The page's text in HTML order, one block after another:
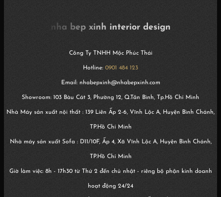
nha bep xinh interior design
Công Ty TNHH Mộc Phúc Thái
Hotline: 0901 484 123
Email: nhabepxinh@nhabepxinh.com
Showroom: 103 Bàu Cát 3, Phường 12, Q.Tân Bình, Tp.Hồ Chí Minh
Nhà Máy sản xuất nội thất : 139 Liên Ấp 2-6, Vĩnh Lộc A, Huyện Bình Chánh,
TP.Hồ Chí Minh
Nhà máy sản xuất Sofa : D11/10F, Ấp 4, Xã Vĩnh Lộc A, Huyện Bình Chánh,
TP.Hồ Chí Minh
Giờ làm việc: 8h - 17h30 từ Thứ 2 đến chủ nhật - riêng bộ phận kinh doanh
hoạt động 24/24